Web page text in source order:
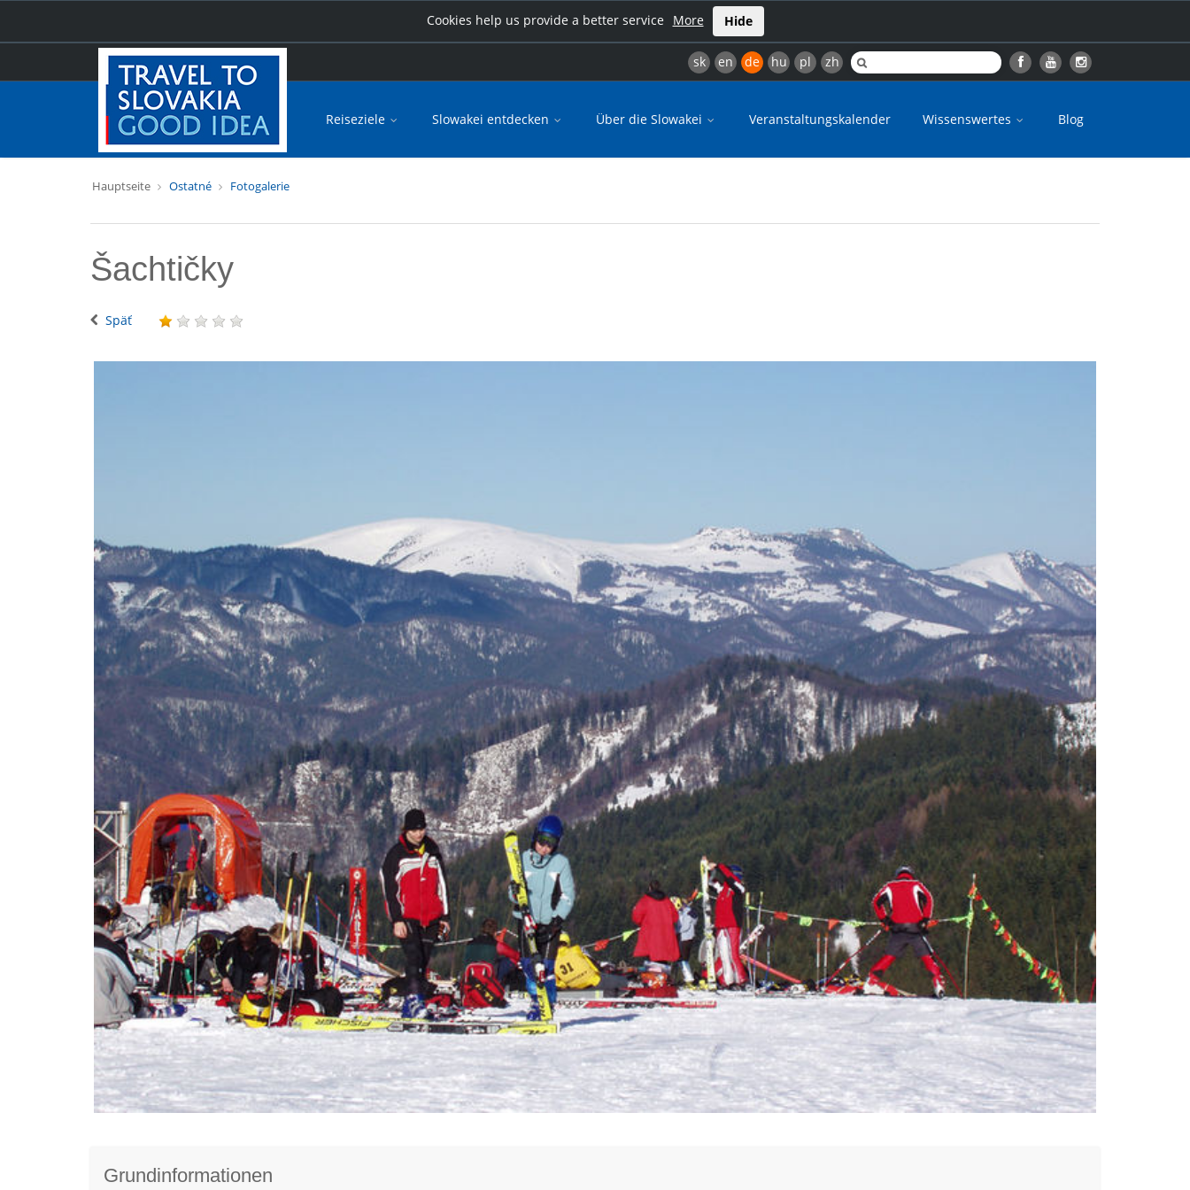
Cookies help us provide a better service More Hide
sk en de hu pl zh
Reiseziele Slowakei entdecken Über die Slowakei Veranstaltungskalender Wissenswertes Blog
Hauptseite Ostatné Fotogalerie
Šachtičky
Späť
Grundinformationen